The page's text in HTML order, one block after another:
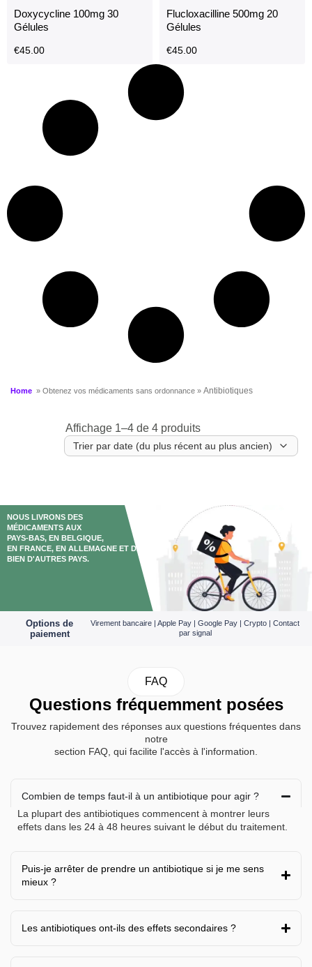
Doxycycline 100mg 30
Gélules
€45.00
Flucloxacilline 500mg 20
Gélules
€45.00
Home » Obtenez vos médicaments sans ordonnance » Antibiotiques
Affichage 1–4 de 4 produits
NOUS LIVRONS DES
MÉDICAMENTS AUX
PAYS-BAS, EN BELGIQUE,
EN FRANCE, EN ALLEMAGNE ET DANS
BIEN D'AUTRES PAYS.
Options de
paiement
Virement bancaire | Apple Pay | Google Pay | Crypto | Contact
par signal
FAQ
Questions fréquemment posées
Trouvez rapidement des réponses aux questions fréquentes dans
notre
section FAQ, qui facilite l'accès à l'information.
Combien de temps faut-il à un antibiotique pour agir ?
La plupart des antibiotiques commencent à montrer leurs
effets dans les 24 à 48 heures suivant le début du traitement.
Puis-je arrêter de prendre un antibiotique si je me sens
mieux ?
Les antibiotiques ont-ils des effets secondaires ?